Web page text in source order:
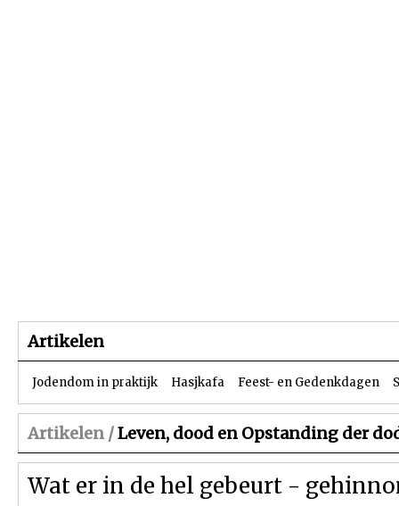
Artikelen
Jodendom in praktijk Hasjkafa Feest- en Gedenkdagen
Artikelen /Leven, dood en Opstanding der
Wat er in de hel gebeurt -